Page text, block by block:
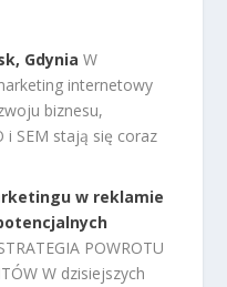
Gdynia W
internetowy
biznesu,
i SEM stają się coraz
w reklamie
POWROTU
W dzisiejszych